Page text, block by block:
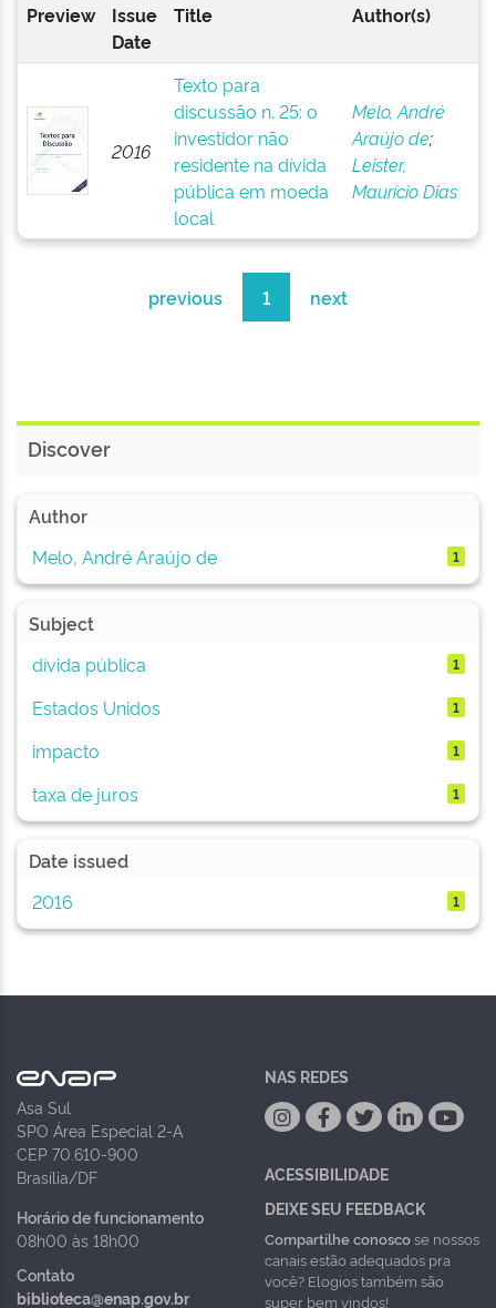
Preview
Issue
Date
Title Author(s)
2016
Texto para
discussão n. 25: o
investidor não
residente na dívida
pública em moeda
local
Melo, André
Araújo de;
Leister,
Maurício Dias
previous 1 next
Discover
Author
Melo, André Araújo de
1
Subject
dívida pública
1
Estados Unidos 1
impacto 1
taxa de juros 1
Date issued
2016
1
Asa Sul
SPO Área Especial 2-A
CEP 70.610-900
Brasília/DF
Horário de funcionamento
08h00 às 18h00
Contato
biblioteca@enap.gov.br
NAS REDES
ACESSIBILIDADE
DEIXE SEU FEEDBACK
Compartilhe conoscose nossos
canais estão adequados pra
você? Elogios também são
super bem vindos!